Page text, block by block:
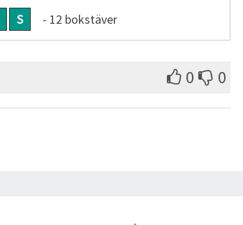
S - 12 bokstäver
0 0